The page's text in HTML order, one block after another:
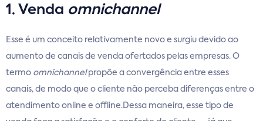
1. Venda omnichannel
Esse é um conceito relativamente novo e surgiu devido ao
aumento de canais de venda ofertados pelas empresas. O
termo omnichannelpropõe a convergência entre esses
canais, de modo que o cliente não perceba diferenças entre o
atendimento online e offline.Dessa maneira, esse tipo de